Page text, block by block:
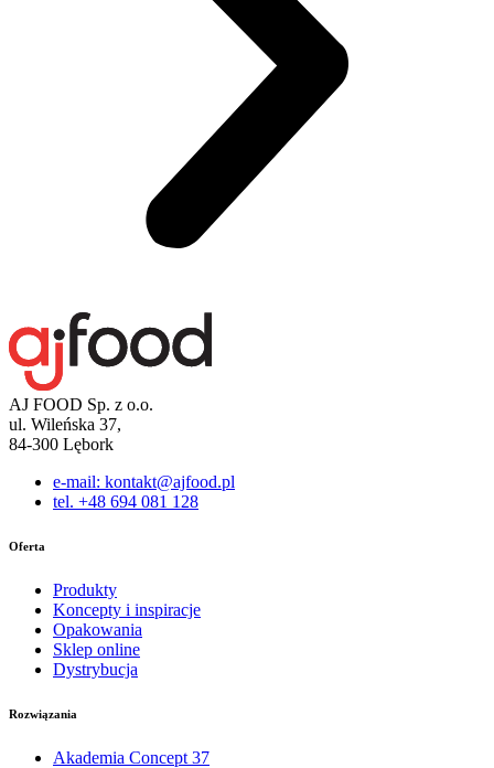
AJ FOOD Sp. z o.o.
ul. Wileńska 37,
84-300 Lębork
e-mail: kontakt@ajfood.pl
tel. +48 694 081 128
Oferta
Produkty
Koncepty i inspiracje
Opakowania
Sklep online
Dystrybucja
Rozwiązania
Akademia Concept 37